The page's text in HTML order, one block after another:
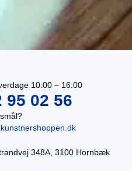
0,00
mere for gratis fragt
Se kurv
10:00 – 16:00
95 02 56
348A, 3100 Hornbæk